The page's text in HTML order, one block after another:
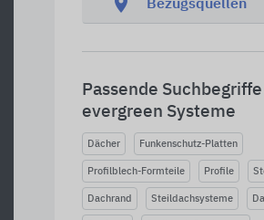
Bezugsquellen
Passende Suchbegriffe
evergreen Systeme
Dächer Funkenschutz-Platten
Profilblech-Formteile Profile
Dachrand Steildachsysteme